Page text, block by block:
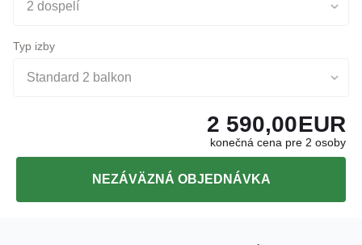
2 dospelí
Typ izby
Standard 2 balkon
konečná cena pre 2 osoby
2 590,00EUR
NEZÁVÄZNÁ OBJEDNÁVKA